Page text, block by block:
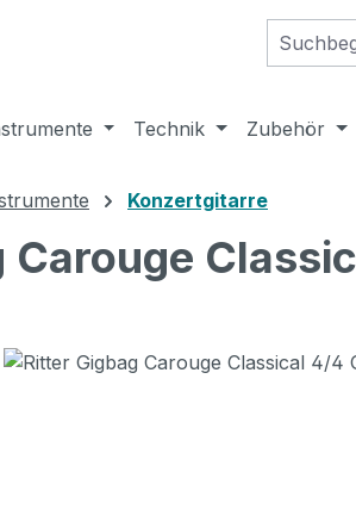
Technik Zubehör
Konzertgitarre
Carouge